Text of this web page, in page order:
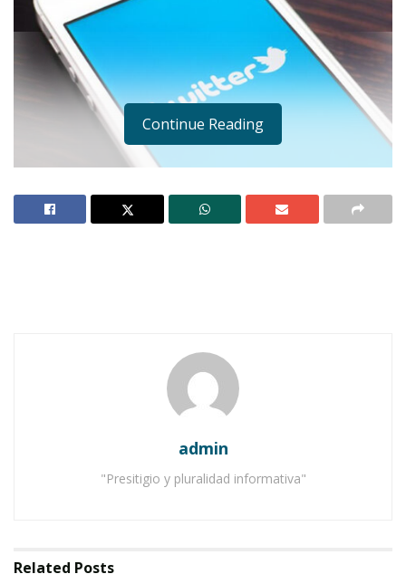
Ahuacatlán celebrá el día de Reyes con rosca y
Continue Reading
admin
"Presitigio y pluralidad informativa"
Related Posts